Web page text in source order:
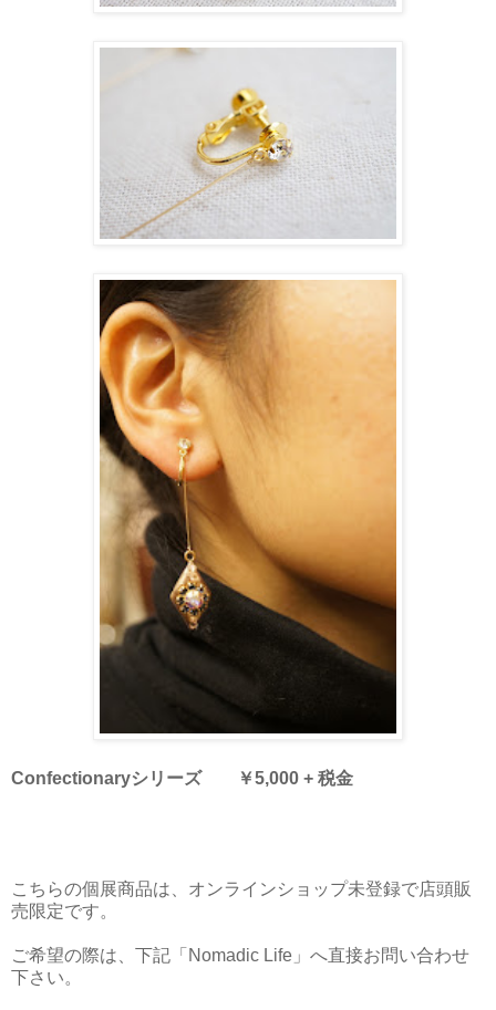
Confectionaryシリーズ ￥5,000 + 税金
こちらの個展商品は、オンラインショップ未登録で店頭販
売限定です。
ご希望の際は、下記「Nomadic Life」へ直接お問い合わせ
下さい。